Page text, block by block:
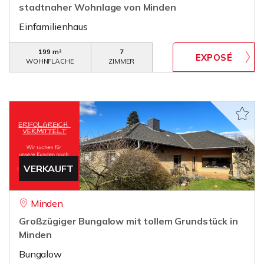
stadtnaher Wohnlage von Minden
Einfamilienhaus
199 m²
WOHNFLÄCHE
7
ZIMMER
VERKAUFT
Minden
Großzügiger Bungalow mit tollem Grundstück in
Minden
Bungalow